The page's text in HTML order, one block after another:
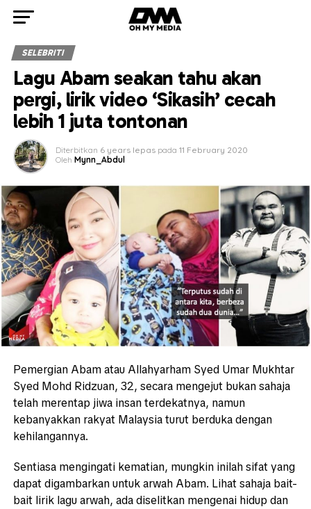
SELEBRITI
Lagu Abam seakan tahu akan
pergi, lirik video ‘Sikasih’ cecah
lebih 1 juta tontonan
Diterbitkan 6 years lepas pada 11 February 2020
Oleh Mynn_Abdul
Pemergian Abam atau Allahyarham Syed Umar Mukhtar
Syed Mohd Ridzuan, 32, secara mengejut bukan sahaja
telah merentap jiwa insan terdekatnya, namun
kebanyakkan rakyat Malaysia turut berduka dengan
kehilangannya.
Sentiasa mengingati kematian, mungkin inilah sifat yang
dapat digambarkan untuk arwah Abam. Lihat sahaja bait-
bait lirik lagu arwah, ada diselitkan mengenai hidup dan